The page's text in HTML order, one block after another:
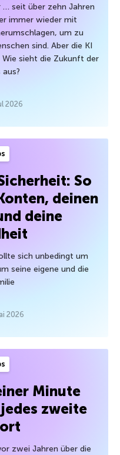
… seit über zehn Jahren
immer wieder mit
um zu
sind. Aber die KI
Wie sieht die Zukunft der
2026
So
deinen
deine
sich unbedingt um
seine eigene und die
2026
Minute
zweite
zwei Jahren über die